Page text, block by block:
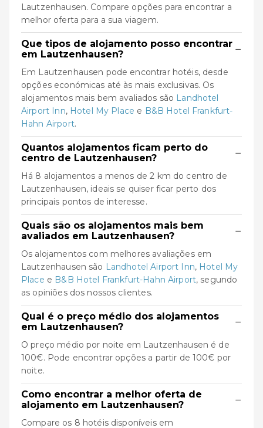
Lautzenhausen. Compare opções para encontrar a
melhor oferta para a sua viagem.
Que tipos de alojamento posso encontrar
em Lautzenhausen?
−
Em Lautzenhausen pode encontrar hotéis, desde
opções económicas até às mais exclusivas. Os
alojamentos mais bem avaliados são Landhotel
Airport Inn, Hotel My Place e B&B Hotel Frankfurt-
Hahn Airport.
Quantos alojamentos ficam perto do
centro de Lautzenhausen?
−
Há 8 alojamentos a menos de 2 km do centro de
Lautzenhausen, ideais se quiser ficar perto dos
principais pontos de interesse.
Quais são os alojamentos mais bem
avaliados em Lautzenhausen?
−
Os alojamentos com melhores avaliações em
Lautzenhausen são Landhotel Airport Inn, Hotel My
Place e B&B Hotel Frankfurt-Hahn Airport, segundo
as opiniões dos nossos clientes.
Qual é o preço médio dos alojamentos
em Lautzenhausen?
−
O preço médio por noite em Lautzenhausen é de
100€. Pode encontrar opções a partir de 100€ por
noite.
Como encontrar a melhor oferta de
alojamento em Lautzenhausen?
−
Compare os 8 hotéis disponíveis em